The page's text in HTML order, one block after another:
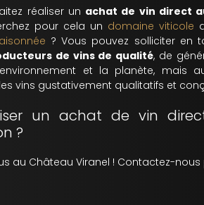
réaliser un achat de vin direct
pour cela un domaine viticole
? Vous pouvez solliciter en
de vins de qualité, de
et la planète, mais
vins gustativement qualitatifs et
un achat de vin
?
au Château Viranel ! Contactez-